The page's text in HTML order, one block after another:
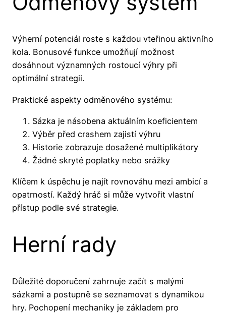
Výherní potenciál roste s každou vteřinou aktivního
kola. Bonusové funkce umožňují možnost
dosáhnout významných rostoucí výhry při
optimální strategii.
Praktické aspekty odměnového systému:
Sázka je násobena aktuálním koeficientem
Výběr před crashem zajistí výhru
Historie zobrazuje dosažené multiplikátory
Žádné skryté poplatky nebo srážky
Klíčem k úspěchu je najít rovnováhu mezi ambicí a
opatrností. Každý hráč si může vytvořit vlastní
přístup podle své strategie.
Herní rady
Důležité doporučení zahrnuje začít s malými
sázkami a postupně se seznamovat s dynamikou
hry. Pochopení mechaniky je základem pro